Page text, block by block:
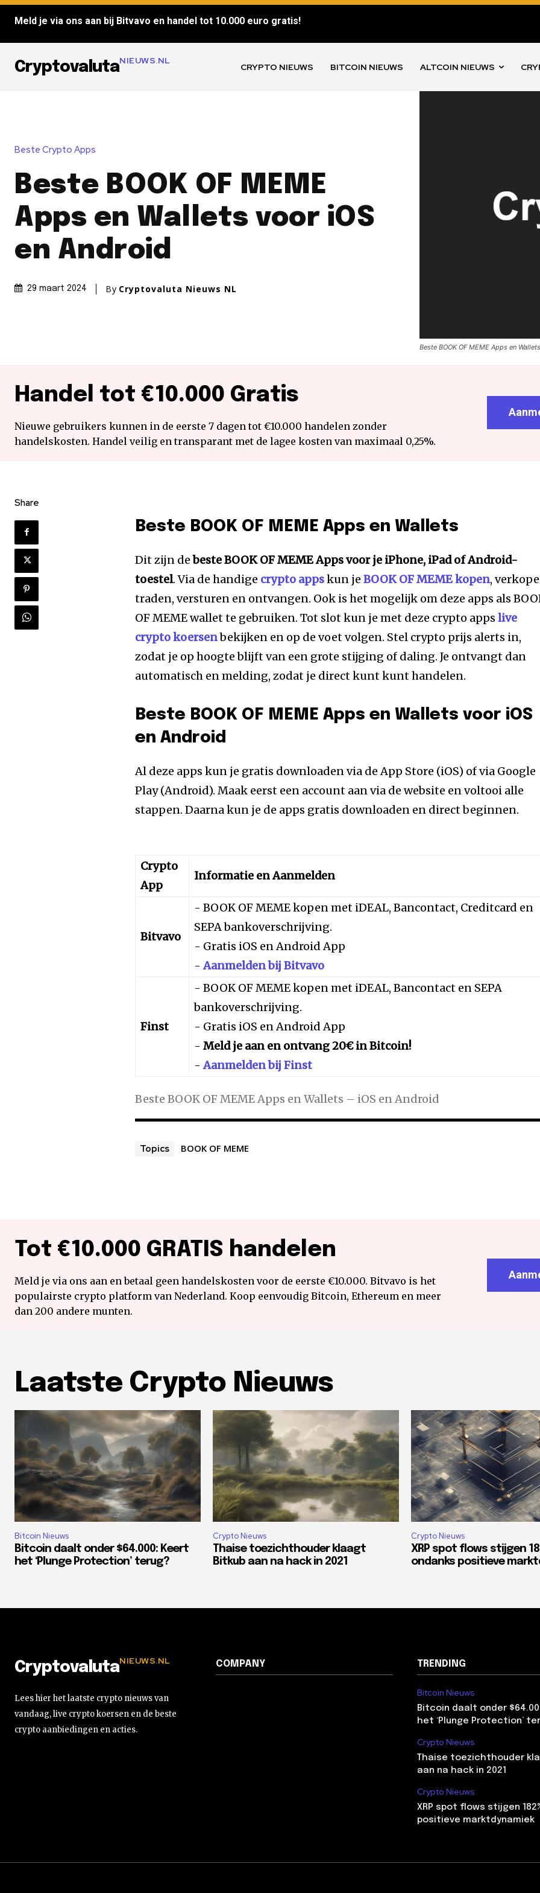
Meld je via ons aan bij Bitvavo en handel tot 10.000 euro gratis!
CryptovalutaNIEUWS.NL
CRYPTO NIEUWS BITCOIN NIEUWS ALTCOIN NIEUWS
Beste Crypto Apps
Beste BOOK OF MEME
Apps en Wallets voor iOS
en Android
29 maart 2024 By Cryptovaluta Nieuws NL
Beste BOOK OF MEME Apps en
Handel tot €10.000 Gratis
Nieuwe gebruikers kunnen in de eerste 7 dagen tot €10.000 handelen zonder
handelskosten. Handel veilig en transparant met de lagee kosten van maximaal 0,25%.
Share
Beste BOOK OF MEME Apps en Wallets
Dit zijn debeste BOOK OF MEME Apps voor je iPhone, iPad of Android-
toestel. Via de handige crypto appskun jeBOOK OF MEME kopen,
traden, versturen en ontvangen. Ook is het mogelijk om deze apps als
OF MEME wallet te gebruiken. Tot slot kun je met deze crypto appslive
crypto koersenbekijken en op de voet volgen. Stel crypto prijs alerts in,
zodat je op hoogte blijft van een grote stijging of daling. Je ontvangt dan
automatisch en melding, zodat je direct kunt kunt handelen.
Beste BOOK OF MEME Apps en Wallets voor iOS
en Android
Al deze apps kun je gratis downloaden via de App Store (iOS) of via Google
Play (Android). Maak eerst een account aan via de website en voltooi alle
stappen. Daarna kun je de apps gratis downloaden en direct beginnen.
Crypto
App
Informatie en Aanmelden
Bitvavo
- BOOK OF MEME kopen met iDEAL, Bancontact, Creditcard en
SEPA bankoverschrijving.
- Gratis iOS en Android App
-Aanmelden bij Bitvavo
Finst
- BOOK OF MEME kopen met iDEAL, Bancontact en SEPA
bankoverschrijving.
- Gratis iOS en Android App
-Meld je aan en ontvang 20€ in Bitcoin!
-Aanmelden bij Finst
Beste BOOK OF MEME Apps en Wallets – iOS en Android
Topics BOOK OF MEME
Tot €10.000 GRATIS handelen
Meld je via ons aan en betaal geen handelskosten voor de eerste €10.000. Bitvavo is het
populairste crypto platform van Nederland. Koop eenvoudig Bitcoin, Ethereum en meer
dan 200 andere munten.
Laatste Crypto Nieuws
Bitcoin Nieuws
Bitcoin daalt onder $64.000: Keert
het ‘Plunge Protection’ terug?
Crypto Nieuws
Thaise toezichthouder klaagt
Bitkub aan na hack in 2021
Crypto Nieuws
XRP spot flows stijgen
ondanks positieve
CryptovalutaNIEUWS.NL
Lees hier het laatste crypto nieuws van
vandaag, live crypto koersen en de beste
crypto aanbiedingen en acties.
COMPANY TRENDING
Bitcoin Nieuws
Bitcoin daalt onder
het ‘Plunge Protection’
Crypto Nieuws
Thaise toezichthouder
aan na hack in 2021
Crypto Nieuws
XRP spot flows stijgen
positieve marktdynamiek